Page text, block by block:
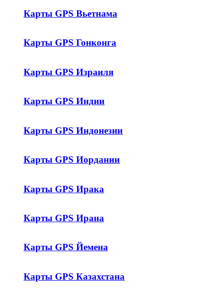
Карты GPS Вьетнама
Карты GPS Гонконга
Карты GPS Израиля
Карты GPS Индии
Карты GPS Индонезии
Карты GPS Иордании
Карты GPS Ирака
Карты GPS Ирана
Карты GPS Йемена
Карты GPS Казахстана